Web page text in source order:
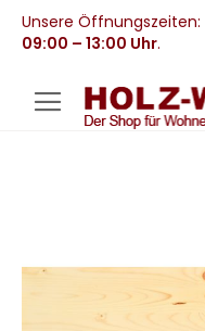
Unsere Öffnungszeiten:
09:00 – 13:00 Uhr.